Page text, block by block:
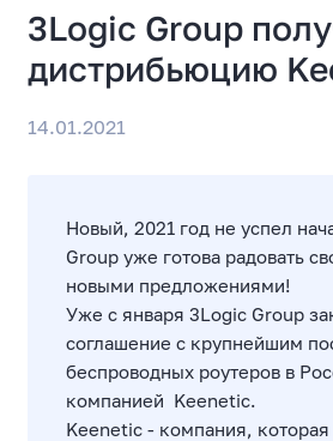
3Logic Group
дистрибьюцию
14.01.2021
Новый, 2021 год не успел
Group уже готова радовать
новыми предложениями!
Уже с января 3Logic Group
соглашение с крупнейшим
беспроводных роутеров в
компанией Keenetic.
Keenetic - компания, которая